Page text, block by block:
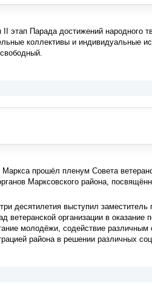
этап Парада достижений народного
коллективы и индивидуальные
прошёл пленум Совета
Марксовского района,
десятилетия выступил
ветеранской организации в оказание
молодёжи, содействие
района в решении различных